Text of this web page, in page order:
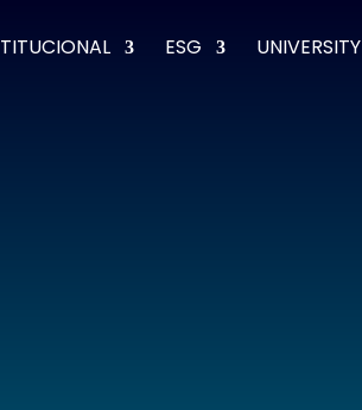
ESG UNIVERSITY